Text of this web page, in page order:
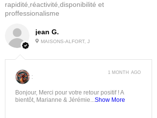
jean G.
MAISONS-ALFORT, J
rapidité,réactivité,disponibilité et
proffessionalisme
:
Bonjour, Merci pour votre retour positif ! A
bientôt, Marianne & Jérémie...Show More
1 MONTH AGO